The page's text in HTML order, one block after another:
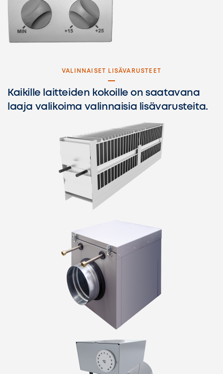
VALINNAISET LISÄVARUSTEET
Kaikille laitteiden kokoille on saatavana
laaja valikoima valinnaisia lisävarusteita.